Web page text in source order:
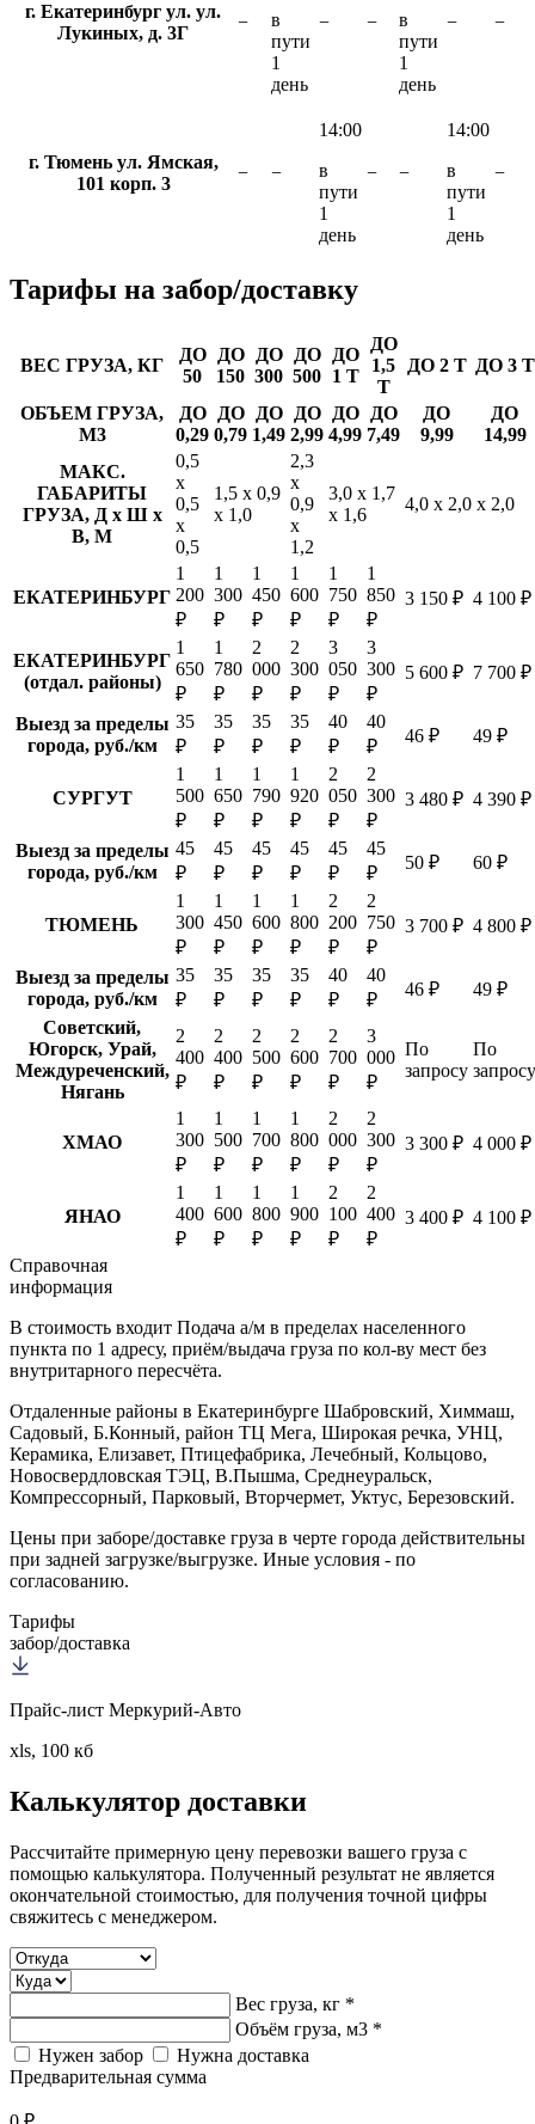
г. Екатеринбург ул. ул.
Лукиных, д. 3Г
−
в
пути
1
день
− −
в
пути
1
день
− −
г. Тюмень ул. Ямская,
101 корп. 3
− −
14:00
в
пути
1
день
− −
14:00
в
пути
1
день
−
Тарифы на забор/доставку
ВЕС ГРУЗА, КГ
ДО
50
ДО
150
ДО
300
ДО
500
ДО
1 Т
ДО
1,5
Т
ДО 2 Т ДО 3 Т
ОБЪЕМ ГРУЗА,
М3
ДО
0,29
ДО
0,79
ДО
1,49
ДО
2,99
ДО
4,99
ДО
7,49
ДО
9,99
ДО
14,99
МАКС.
ГАБАРИТЫ
ГРУЗА, Д х Ш х
В, М
0,5
х
0,5
х
0,5
1,5 х 0,9
х 1,0
2,3
х
0,9
х
1,2
3,0 х 1,7
х 1,6
4,0 х 2,0 х 2,0
ЕКАТЕРИНБУРГ
1
200
₽
1
300
₽
1
450
₽
1
600
₽
1
750
₽
1
850
₽
3 150 ₽ 4 100 ₽
ЕКАТЕРИНБУРГ
(отдал. районы)
1
650
₽
1
780
₽
2
000
₽
2
300
₽
3
050
₽
3
300
₽
5 600 ₽ 7 700 ₽
Выезд за пределы
города, руб./км
35
₽
35
₽
35
₽
35
₽
40
₽
40
₽
46 ₽ 49 ₽
СУРГУТ
1
500
₽
1
650
₽
1
790
₽
1
920
₽
2
050
₽
2
300
₽
3 480 ₽ 4 390 ₽
Выезд за пределы
города, руб./км
45
₽
45
₽
45
₽
45
₽
45
₽
45
₽
50 ₽ 60 ₽
ТЮМЕНЬ
1
300
₽
1
450
₽
1
600
₽
1
800
₽
2
200
₽
2
750
₽
3 700 ₽ 4 800 ₽
Выезд за пределы
города, руб./км
35
₽
35
₽
35
₽
35
₽
40
₽
40
₽
46 ₽
49 ₽
Советский,
Югорск, Урай,
Междуреченский,
Нягань
2
400
₽
2
400
₽
2
500
₽
2
600
₽
2
700
₽
3
000
₽
По
запросу
По
запросу
ХМАО
1
300
₽
1
500
₽
1
700
₽
1
800
₽
2
000
₽
2
300
₽
3 300 ₽ 4 000 ₽
ЯНАО
1
400
₽
1
600
₽
1
800
₽
1
900
₽
2
100
₽
2
400
₽
3 400 ₽ 4 100 ₽
Справочная
информация
В стоимость входит Подача а/м в пределах населенного
пункта по 1 адресу, приём/выдача груза по кол-ву мест без
внутритарного пересчёта.
Отдаленные районы в Екатеринбурге Шабровский, Химмаш,
Садовый, Б.Конный, район ТЦ Мега, Широкая речка, УНЦ,
Керамика, Елизавет, Птицефабрика, Лечебный, Кольцово,
Новосвердловская ТЭЦ, В.Пышма, Среднеуральск,
Компрессорный, Парковый, Вторчермет, Уктус, Березовский.
Цены при заборе/доставке груза в черте города действительны
при задней загрузке/выгрузке. Иные условия - по
согласованию.
Тарифы
забор/доставка
Прайс-лист Меркурий-Авто
xls, 100 кб
Калькулятор доставки
Рассчитайте примерную цену перевозки вашего груза с
помощью калькулятора. Полученный результат не является
окончательной стоимостью, для получения точной цифры
свяжитесь с менеджером.
Вес груза, кг *
Объём груза, м3 *
Нужен забор
Нужна доставка
Предварительная сумма